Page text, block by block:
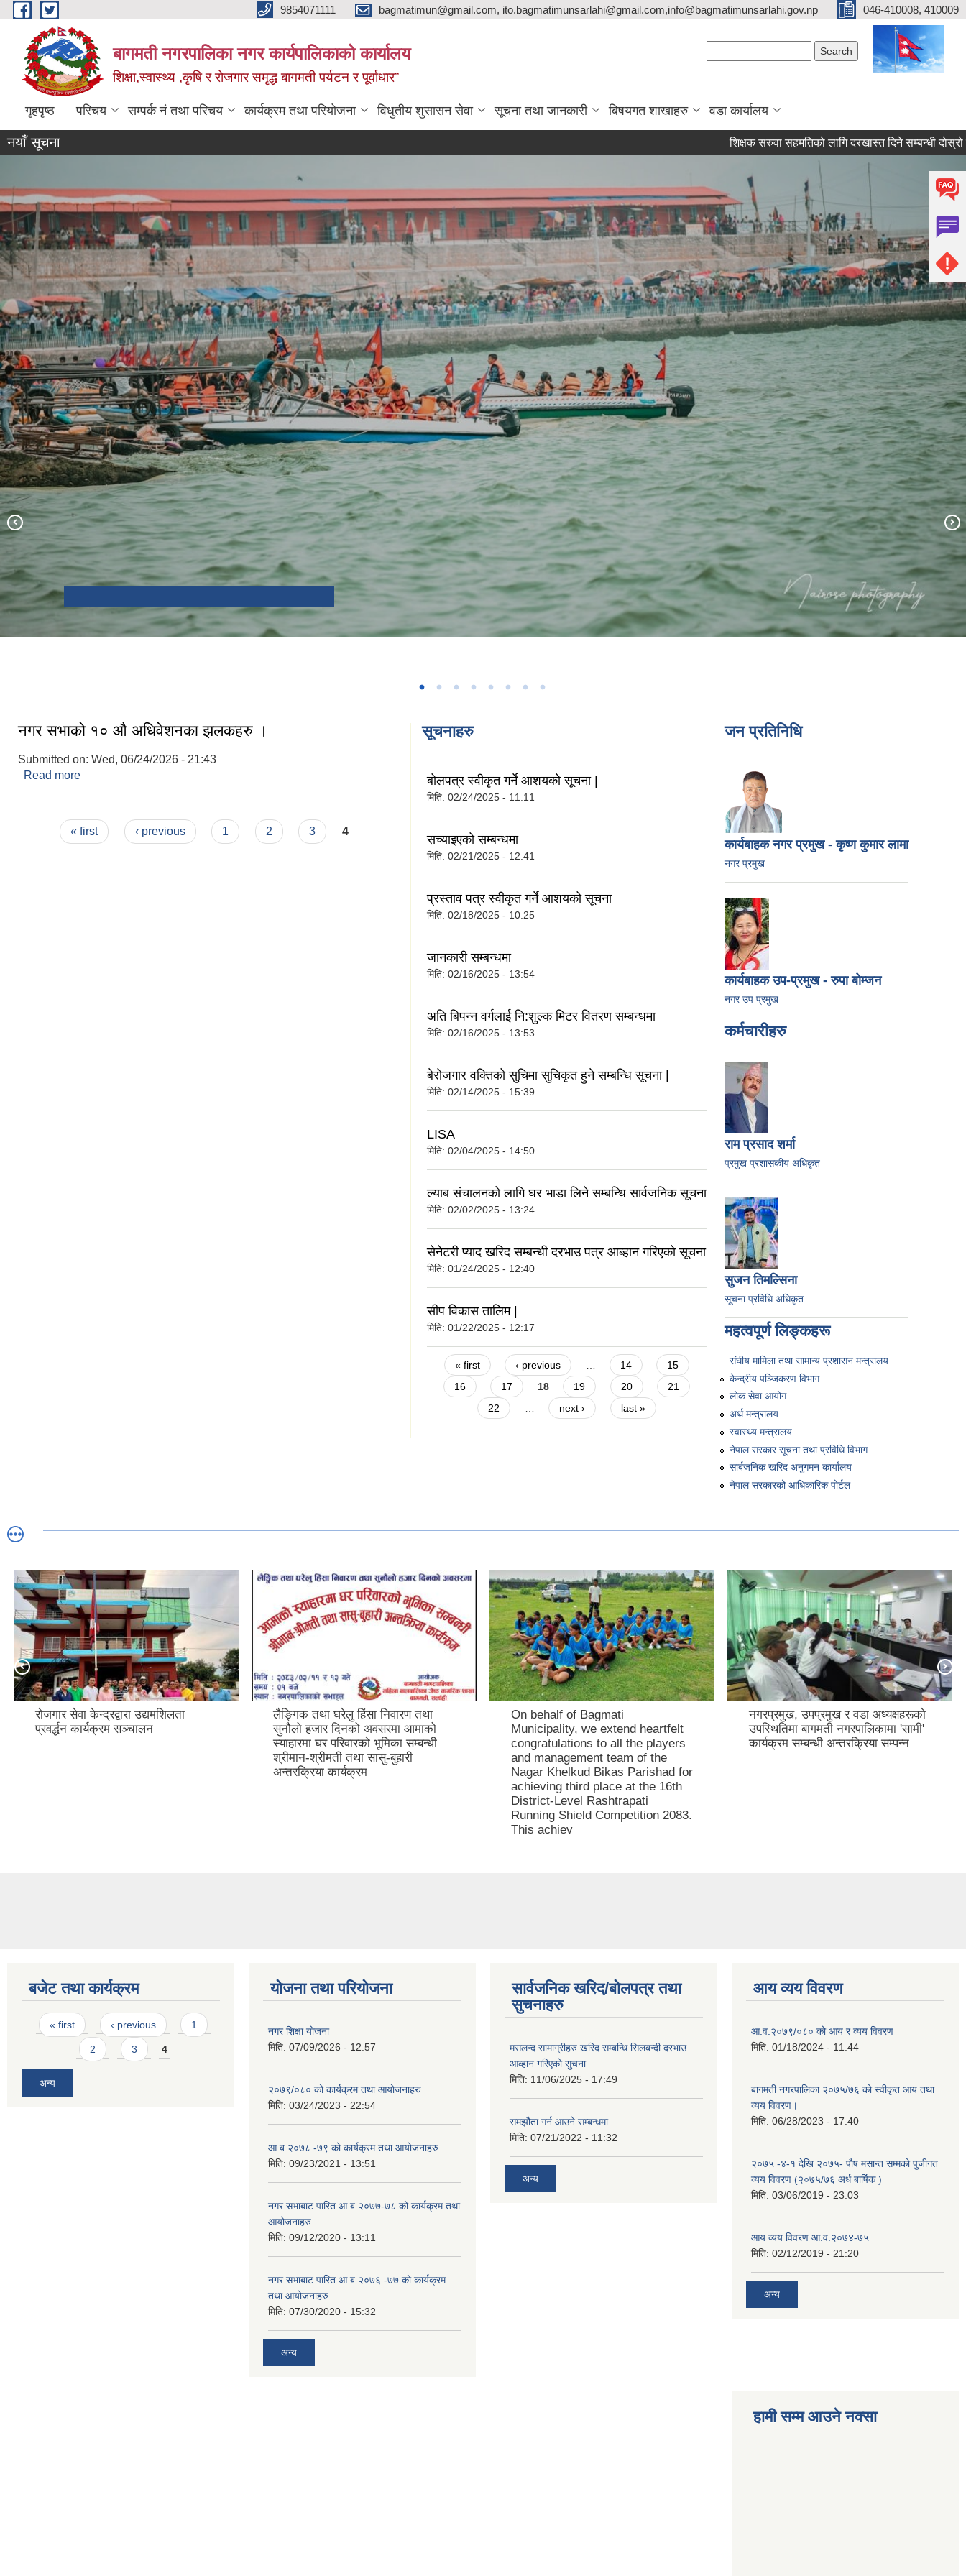
Skip to main content 9854071111 bagmatimun@gmail.com, ito.bagmatimunsarlahi@gmail.com,info@bagmatimunsarlahi.gov.np 046-410008, 410009
बागमती नगरपालिका नगर कार्यपालिकाको कार्यालय
शिक्षा,स्वास्थ्य ,कृषि र रोजगार समृद्ध बागमती पर्यटन र पूर्वाधार”
गृहपृष्ठ परिचय सम्पर्क नं तथा परिचय कार्यक्रम तथा परियोजना विधुतीय शुसासन सेवा सूचना तथा जानकारी बिषयगत शाखाहरु वडा कार्यालय
नयाँ सूचना शिक्षक सरुवा सहमतिको लागि दरखास्त दिने सम्बन्धी दोस्रो पटक
Resort (Working -Under
नगर सभाको १० औ अधिवेशनका झलकहरु ।
Submitted on: Wed, 06/24/2026 - 21:43
Read more
Pages« first ‹ previous 1 2 3 4
सूचनाहरु
बोलपत्र स्वीकृत गर्ने आशयको सूचना |
मिति: 02/24/2025 - 11:11
सच्याइएको सम्बन्धमा
मिति: 02/21/2025 - 12:41
प्रस्ताव पत्र स्वीकृत गर्ने आशयको सूचना
मिति: 02/18/2025 - 10:25
जानकारी सम्बन्धमा
मिति: 02/16/2025 - 13:54
अति बिपन्न वर्गलाई नि:शुल्क मिटर वितरण सम्बन्धमा
मिति: 02/16/2025 - 13:53
बेरोजगार वक्तिको सुचिमा सुचिकृत हुने सम्बन्धि सूचना |
मिति: 02/14/2025 - 15:39
LISA
मिति: 02/04/2025 - 14:50
ल्याब संचालनको लागि घर भाडा लिने सम्बन्धि सार्वजनिक सूचना
मिति: 02/02/2025 - 13:24
सेनेटरी प्याद खरिद सम्बन्धी दरभाउ पत्र आब्हान गरिएको सूचना
मिति: 01/24/2025 - 12:40
सीप विकास तालिम |
मिति: 01/22/2025 - 12:17
Pages
« first ‹ previous … 14
15
16
17 18 19 20
21
22
… next › last »
जन प्रतिनिधि
कार्यबाहक नगर प्रमुख - कृष्ण कुमार लामा
नगर प्रमुख
कार्यबाहक उप-प्रमुख - रुपा बोम्जन
नगर उप प्रमुख
कर्मचारीहरु
राम प्रसाद शर्मा
प्रमुख प्रशासकीय अधिकृत
सुजन तिमल्सिना
सूचना प्रविधि अधिकृत
महत्वपूर्ण लिङ्कहरू
संघीय मामिला तथा सामान्य प्रशासन मन्त्रालय
केन्द्रीय पञ्जिकरण विभाग
लोक सेवा आयोग
अर्थ मन्त्रालय
स्वास्थ्य मन्त्रालय
नेपाल सरकार सूचना तथा प्रविधि विभाग
सार्बजनिक खरिद अनुगमन कार्यालय
नेपाल सरकारको आधिकारिक पोर्टल
रोजगार सेवा केन्द्रद्वारा उद्यमशिलता
प्रवर्द्धन कार्यक्रम सञ्चालन
लैङ्गिक तथा घरेलु हिंसा निवारण तथा
सुनौलो हजार दिनको अवसरमा आमाको
स्याहारमा घर परिवारको भूमिका सम्बन्धी
श्रीमान-श्रीमती तथा सासु-बुहारी
अन्तरक्रिया कार्यक्रम
On behalf of Bagmati
Municipality, we extend heartfelt
congratulations to all the players
and management team of the
Nagar Khelkud Bikas Parishad for
achieving third place at the 16th
District-Level Rashtrapati
Running Shield Competition 2083.
This achiev
नगरप्रमुख, उपप्रमुख र वडा अध्यक्षहरूको
उपस्थितिमा बागमती नगरपालिकामा 'सामी'
कार्यक्रम सम्बन्धी अन्तरक्रिया सम्पन्न
बजेट तथा कार्यक्रम
Pages
« first ‹ previous 1
2 3 4
अन्य
योजना तथा परियोजना
नगर शिक्षा योजना
मिति: 07/09/2026 - 12:57
२०७९/०८० को कार्यक्रम तथा आयोजनाहरु
मिति: 03/24/2023 - 22:54
आ.ब २०७८ -७९ को कार्यक्रम तथा आयोजनाहरु
मिति: 09/23/2021 - 13:51
नगर सभाबाट पारित आ.ब २०७७-७८ को कार्यक्रम तथा
आयोजनाहरु
मिति: 09/12/2020 - 13:11
नगर सभाबाट पारित आ.ब २०७६ -७७ को कार्यक्रम
तथा आयोजनाहरु
मिति: 07/30/2020 - 15:32
अन्य
सार्वजनिक खरिद/बोलपत्र तथा
सुचनाहरु
मसलन्द सामाग्रीहरु खरिद सम्बन्धि सिलबन्दी दरभाउ
आव्हान गरिएको सुचना
मिति: 11/06/2025 - 17:49
समझौता गर्न आउने सम्बन्धमा
मिति: 07/21/2022 - 11:32
अन्य
आय व्यय विवरण
आ.व.२०७९/०८० को आय र व्यय विवरण
मिति: 01/18/2024 - 11:44
बागमती नगरपालिका २०७५/७६ को स्वीकृत आय तथा
व्यय विवरण।
मिति: 06/28/2023 - 17:40
२०७५ -४-१ देखि २०७५- पौष मसान्त सम्मको पुजीगत
व्यय विवरण (२०७५/७६ अर्ध बार्षिक )
मिति: 03/06/2019 - 23:03
आय व्यय विवरण आ.व.२०७४-७५
मिति: 02/12/2019 - 21:20
अन्य
हामी सम्म आउने नक्सा